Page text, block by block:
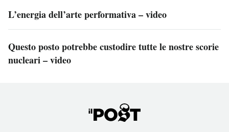
L’energia dell’arte performativa – video
Questo posto potrebbe custodire tutte le nostre scorie
nucleari – video